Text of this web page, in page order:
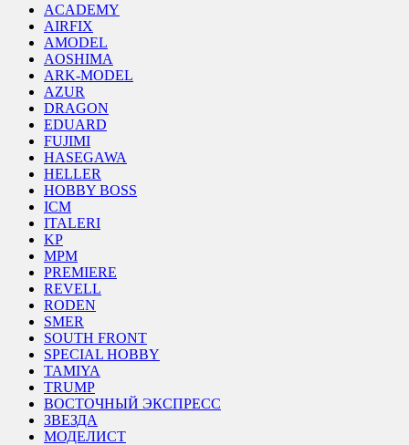
ACADEMY
AIRFIX
AMODEL
AOSHIMA
ARK-MODEL
AZUR
DRAGON
EDUARD
FUJIMI
HASEGAWA
HELLER
HOBBY BOSS
ICM
ITALERI
KP
MPM
PREMIERE
REVELL
RODEN
SMER
SOUTH FRONT
SPECIAL HOBBY
TAMIYA
TRUMP
ВОСТОЧНЫЙ ЭКСПРЕСС
ЗВЕЗДА
МОДЕЛИСТ